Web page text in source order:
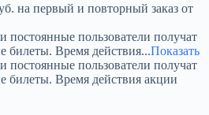
на первый и повторный заказ от
постоянные пользователи получат
билеты. Время действия...Показать
постоянные пользователи получат
билеты. Время действия акции